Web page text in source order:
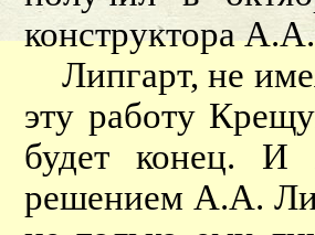
конструктора
Липгарт, не
эту работу
будет конец. И
решением А.А.